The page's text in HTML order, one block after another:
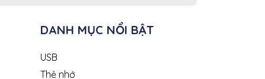
DANH MỤC NỔI BẬT
USB
Thẻ nhớ